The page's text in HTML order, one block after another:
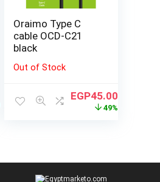
Oraimo Type C
cable OCD-C21
black
Out of Stock
EGP45.00
49%